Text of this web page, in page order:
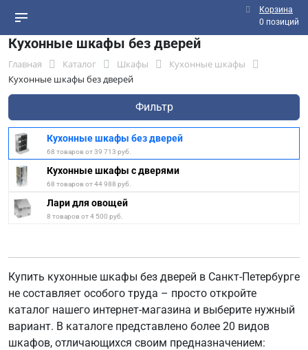
Корзина
0 позиций
Кухонные шкафы без дверей
Главная Каталог Шкафы
Кухонные шкафы
Кухонные шкафы без дверей
Фильтр
Кухонные шкафы без дверей
68 товаров от 39 713 руб.
Кухонные шкафы с дверями
68 товаров от 44 988 руб.
Лари для овощей
8 товаров от 4 500 руб.
Купить кухонные шкафы без дверей в Санкт-Петербурге
не составляет особого труда – просто откройте
каталог нашего интернет-магазина и выберите нужный
вариант. В каталоге представлено более 20 видов
шкафов, отличающихся своим предназначением: